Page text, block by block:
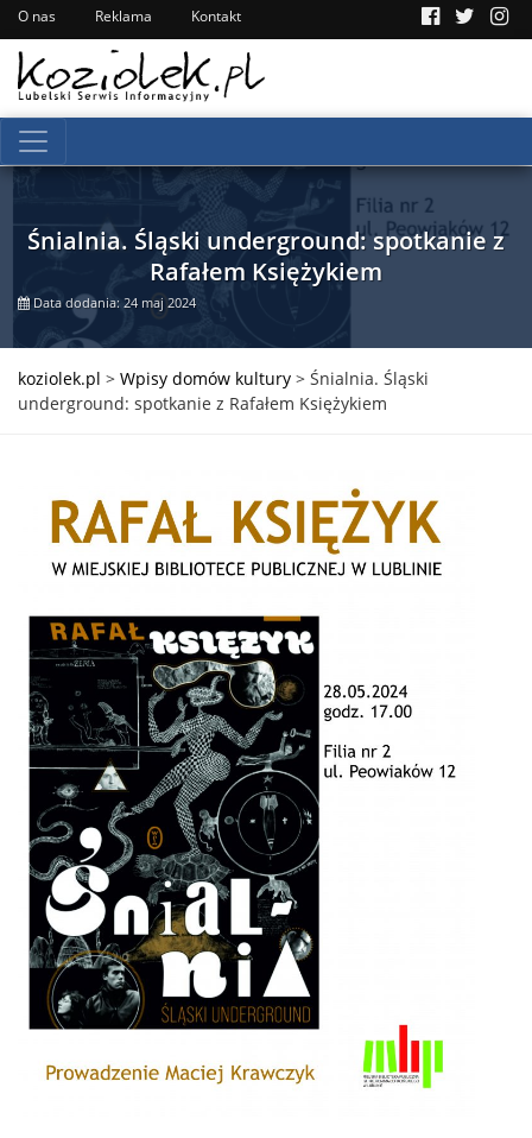
O nas Reklama Kontakt
Śnialnia. Śląski underground: spotkanie z
Rafałem Księżykiem
Data dodania: 24 maj 2024
koziolek.pl > Wpisy domów kultury > Śnialnia. Śląski
underground: spotkanie z Rafałem Księżykiem